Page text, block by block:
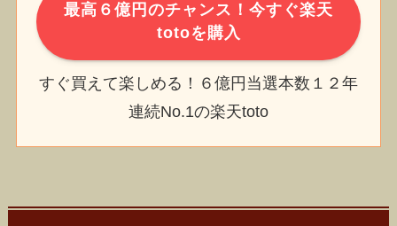
最高６億円のチャンス！今すぐ楽天
totoを購入
すぐ買えて楽しめる！６億円当選本数１２年
連続No.1の楽天toto